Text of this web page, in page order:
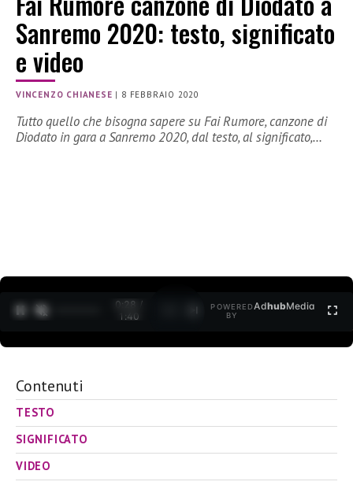
Sanremo 2020: testo, significato
e video
VINCENZO CHIANESE | 8 FEBBRAIO 2020
Tutto quello che bisogna sapere su Fai Rumore, canzone di
Diodato in gara a Sanremo 2020, dal testo, al significato,…
0:29 /
1:40
POWERED
BY
AdhubMedia
Contenuti
TESTO
SIGNIFICATO
VIDEO